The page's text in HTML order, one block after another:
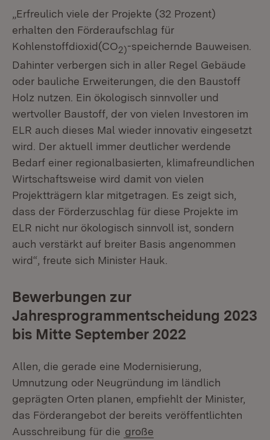
„Erfreulich viele der Projekte (32 Prozent)
erhalten den Förderaufschlag für
Kohlenstoffdioxid(CO2)-speichernde Bauweisen.
Dahinter verbergen sich in aller Regel Gebäude
oder bauliche Erweiterungen, die den Baustoff
Holz nutzen. Ein ökologisch sinnvoller und
wertvoller Baustoff, der von vielen Investoren im
ELR auch dieses Mal wieder innovativ eingesetzt
wird. Der aktuell immer deutlicher werdende
Bedarf einer regionalbasierten, klimafreundlichen
Wirtschaftsweise wird damit von vielen
Projektträgern klar mitgetragen. Es zeigt sich,
dass der Förderzuschlag für diese Projekte im
ELR nicht nur ökologisch sinnvoll ist, sondern
auch verstärkt auf breiter Basis angenommen
wird“, freute sich Minister Hauk.
Bewerbungen zur
Jahresprogrammentscheidung 2023
bis Mitte September 2022
Allen, die gerade eine Modernisierung,
Umnutzung oder Neugründung im ländlich
geprägten Orten planen, empfiehlt der Minister,
das Förderangebot der bereits veröffentlichten
Ausschreibung für die große